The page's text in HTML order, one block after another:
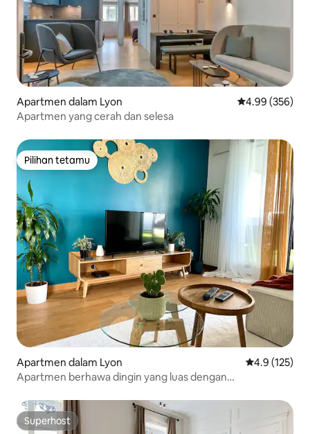
Apartmen dalam Lyon Penarafan
4.99 (356)
Apartmen yang cerah dan selesa
Pilihan tetamu
Pilihan tetamu
Apartmen dalam Lyon Penarafan
4.9 (125)
Apartmen berhawa dingin yang luas dengan
Superhost
Superhost